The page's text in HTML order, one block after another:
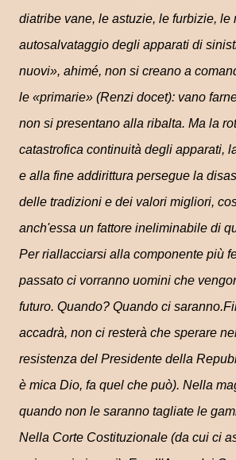
diatribe vane, le astuzie, le furbizie, le
autosalvataggio degli apparati di
nuovi», ahimé, non si creano a
le «primarie» (Renzi docet): vano
non si presentano alla ribalta. Ma la
catastrofica continuità degli apparati,
e alla fine addirittura persegue la
delle tradizioni e dei valori migliori,
anch'essa un fattore ineliminabile di
Per riallacciarsi alla componente più
passato ci vorranno uomini che
futuro. Quando? Quando ci
accadrà, non ci resterà che sperare
resistenza del Presidente della
è mica Dio, fa quel che può). Nella
quando non le saranno tagliate le
Nella Corte Costituzionale (da cui ci